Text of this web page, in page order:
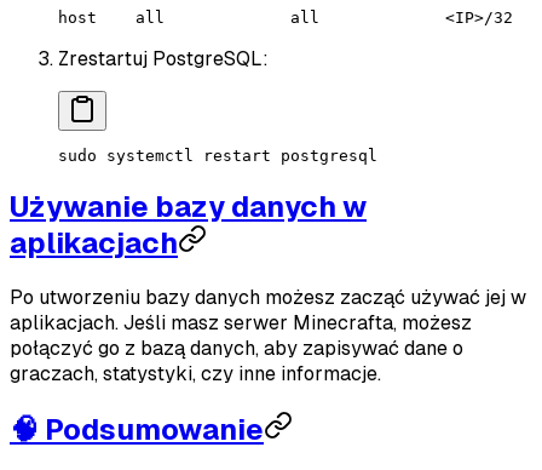
host    all             all             <IP>/32
Zrestartuj PostgreSQL:
sudo systemctl restart postgresql
Używanie bazy danych w
aplikacjach
Po utworzeniu bazy danych możesz zacząć używać jej w
aplikacjach. Jeśli masz serwer Minecrafta, możesz
połączyć go z bazą danych, aby zapisywać dane o
graczach, statystyki, czy inne informacje.
🧠 Podsumowanie